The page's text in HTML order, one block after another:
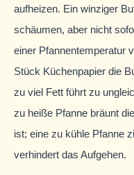
aufheizen. Ein winziger
schäumen, aber nicht
einer Pfannentemperatur
Stück Küchenpapier die
zu viel Fett führt zu
zu heiße Pfanne bräunt
ist; eine zu kühle Pfanne
verhindert das Aufgehen.